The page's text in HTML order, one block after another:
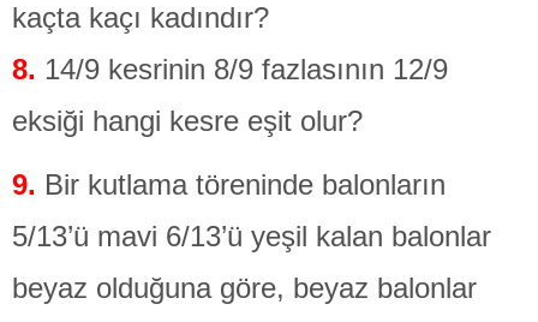
kaçta kaçı kadındır?
8. 14/9 kesrinin 8/9 fazlasının 12/9
eksiği hangi kesre eşit olur?
9. Bir kutlama töreninde balonların
5/13’ü mavi 6/13’ü yeşil kalan balonlar
beyaz olduğuna göre, beyaz balonlar